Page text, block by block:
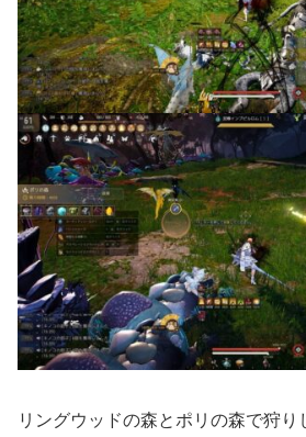
リングウッドの森とポリの森で狩り